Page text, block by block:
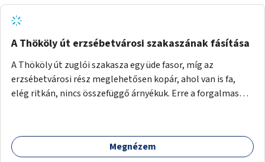
sok gyerekkel közlekedő szülőt látni nap, mint, nap, sok az
iskola, óvoda a környéken. Dupla kitáblázásokkal,
fényvisszaverős táblákkal, az aszfalt erősebb színre
ötletet.
A Thököly út erzsébetvárosi szakaszának fásítása
A Thököly út zuglói szakasza egy üde fasor, míg az
erzsébetvárosi rész meglehetősen kopár, ahol van is fa,
elég ritkán, nincs összefüggő árnyékuk. Erre a forgalmas
szükség.
Megnézem